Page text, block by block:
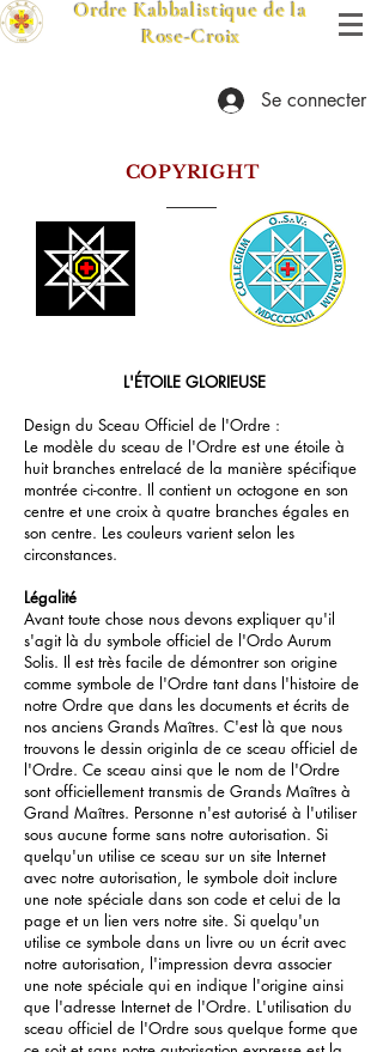
Ordre Kabbalistique de la
Rose-Croix
Se connecter
COPYRIGHT
L'ÉTOILE GLORIEUSE
Design du Sceau Officiel de l'Ordre :
Le modèle du sceau de l'Ordre est une étoile à
huit branches entrelacé de la manière spécifique
montrée ci-contre. Il contient un octogone en son
centre et une croix à quatre branches égales en
son centre. Les couleurs varient selon les
circonstances.
Légalité
Avant toute chose nous devons expliquer qu'il
s'agit là du symbole officiel de l'Ordo Aurum
Solis. Il est très facile de démontrer son origine
comme symbole de l'Ordre tant dans l'histoire de
notre Ordre que dans les documents et écrits de
nos anciens Grands Maîtres. C'est là que nous
trouvons le dessin originla de ce sceau officiel de
l'Ordre. Ce sceau ainsi que le nom de l'Ordre
sont officiellement transmis de Grands Maîtres à
Grand Maîtres. Personne n'est autorisé à l'utiliser
sous aucune forme sans notre autorisation. Si
quelqu'un utilise ce sceau sur un site Internet
avec notre autorisation, le symbole doit inclure
une note spéciale dans son code et celui de la
page et un lien vers notre site. Si quelqu'un
utilise ce symbole dans un livre ou un écrit avec
notre autorisation, l'impression devra associer
une note spéciale qui en indique l'origine ainsi
que l'adresse Internet de l'Ordre. L'utilisation du
sceau officiel de l'Ordre sous quelque forme que